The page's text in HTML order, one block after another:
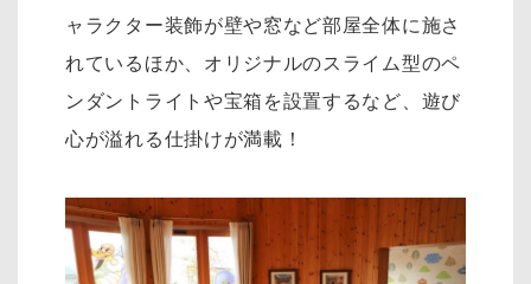
ャラクター装飾が壁や窓など部屋全体に施さ
れているほか、オリジナルのスライム型のペ
ンダントライトや宝箱を設置するなど、遊び
心が溢れる仕掛けが満載！